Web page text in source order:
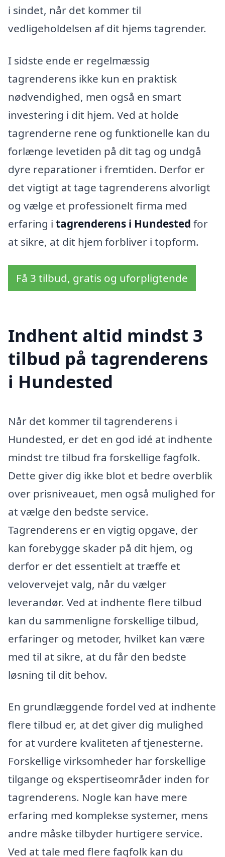
i sindet, når det kommer til
vedligeholdelsen af dit hjems tagrender.
I sidste ende er regelmæssig
tagrenderens ikke kun en praktisk
nødvendighed, men også en smart
investering i dit hjem. Ved at holde
tagrenderne rene og funktionelle kan du
forlænge levetiden på dit tag og undgå
dyre reparationer i fremtiden. Derfor er
det vigtigt at tage tagrenderens alvorligt
og vælge et professionelt firma med
erfaring i tagrenderens i Hundested for
at sikre, at dit hjem forbliver i topform.
Få 3 tilbud, gratis og uforpligtende
Indhent altid mindst 3
tilbud på tagrenderens
i Hundested
Når det kommer til tagrenderens i
Hundested, er det en god idé at indhente
mindst tre tilbud fra forskellige fagfolk.
Dette giver dig ikke blot et bedre overblik
over prisniveauet, men også mulighed for
at vælge den bedste service.
Tagrenderens er en vigtig opgave, der
kan forebygge skader på dit hjem, og
derfor er det essentielt at træffe et
velovervejet valg, når du vælger
leverandør. Ved at indhente flere tilbud
kan du sammenligne forskellige tilbud,
erfaringer og metoder, hvilket kan være
med til at sikre, at du får den bedste
løsning til dit behov.
En grundlæggende fordel ved at indhente
flere tilbud er, at det giver dig mulighed
for at vurdere kvaliteten af tjenesterne.
Forskellige virksomheder har forskellige
tilgange og ekspertiseområder inden for
tagrenderens. Nogle kan have mere
erfaring med komplekse systemer, mens
andre måske tilbyder hurtigere service.
Ved at tale med flere fagfolk kan du